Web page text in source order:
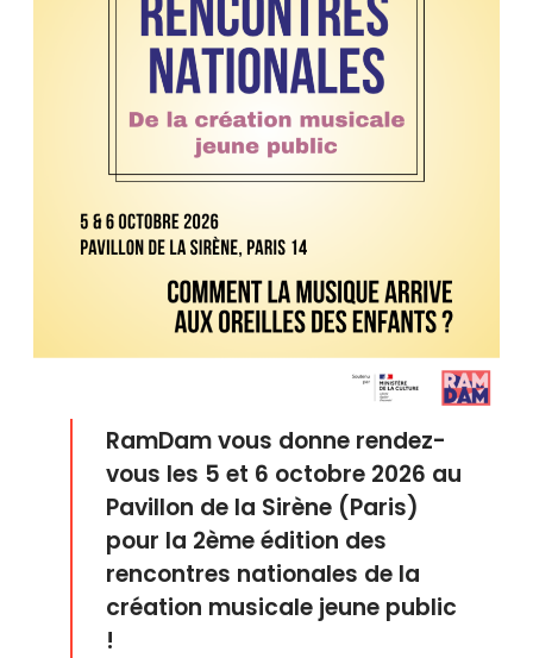
RamDam vous donne rendez-
vous les 5 et 6 octobre 2026 au
Pavillon de la Sirène (Paris)
pour la 2ème édition des
rencontres nationales de la
création musicale jeune public
!